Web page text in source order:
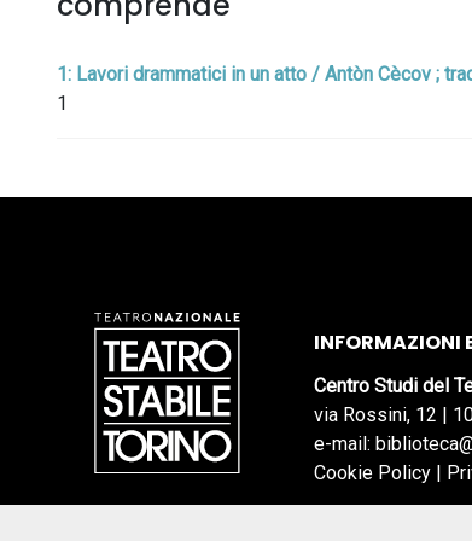
1: Lavori drammatici in un atto / Antòn Cècov ;
1
INFORMAZIONI
Centro Studi del
via Rossini, 12 |
e-mail:
Cookie Policy |